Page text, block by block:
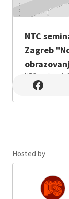
NTC
Zagreb
NTC seminar dr.
odgoju i
Hosted by